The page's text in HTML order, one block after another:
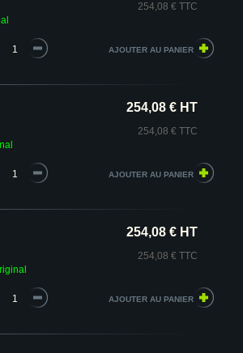
254,08 € TTC
254,08 € HT
254,08 € TTC
254,08 € HT
254,08 € TTC